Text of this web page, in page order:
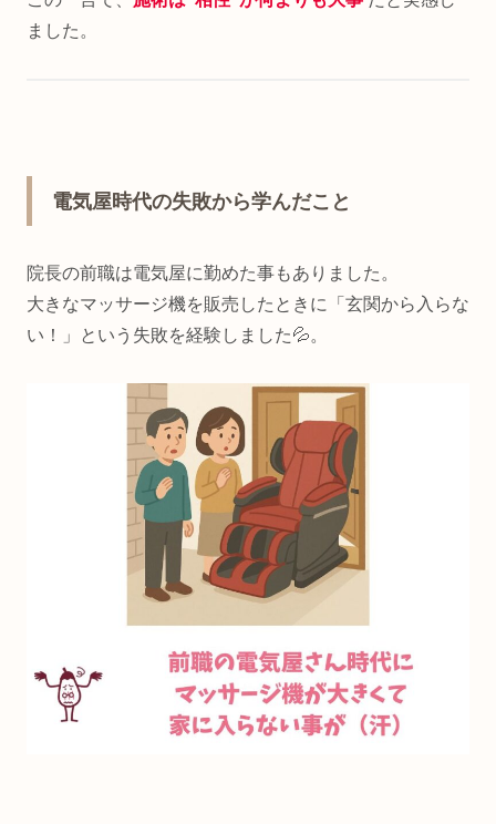
ました。
電気屋時代の失敗から学んだこと
院長の前職は電気屋に勤めた事もありました。
大きなマッサージ機を販売したときに「玄関から入らな
い！」という失敗を経験しました💦。